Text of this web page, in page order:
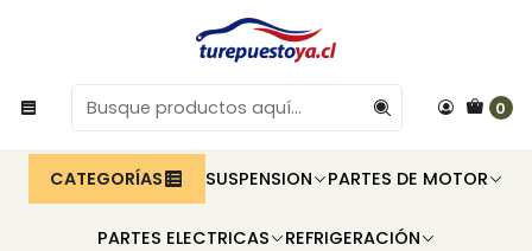
0
CATEGORÍAS SUSPENSION PARTES DE MOTOR
PARTES ELECTRICAS REFRIGERACIÓN